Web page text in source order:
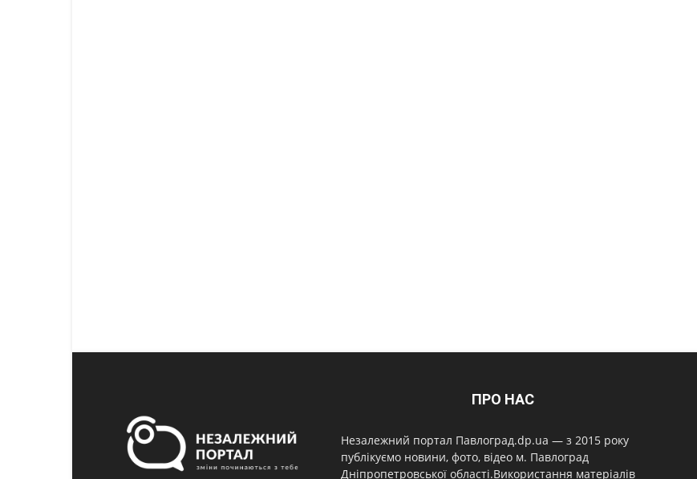
ПРО НАС
Незалежний портал Павлоград.dp.ua — з 2015 року
публікуємо новини, фото, відео м. Павлоград
Дніпропетровської області.Використання матеріалів